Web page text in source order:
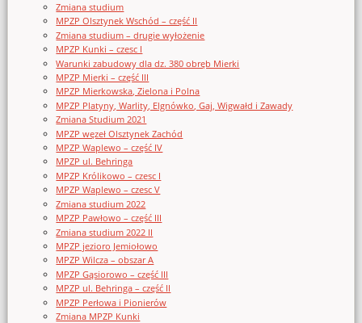
Zmiana studium
MPZP Olsztynek Wschód – część II
Zmiana studium – drugie wyłożenie
MPZP Kunki – czesc I
Warunki zabudowy dla dz. 380 obręb Mierki
MPZP Mierki – część III
MPZP Mierkowska, Zielona i Polna
MPZP Platyny, Warlity, Elgnówko, Gaj, Wigwałd i Zawady
Zmiana Studium 2021
MPZP węzeł Olsztynek Zachód
MPZP Waplewo – część IV
MPZP ul. Behringa
MPZP Królikowo – czesc I
MPZP Waplewo – czesc V
Zmiana studium 2022
MPZP Pawłowo – część III
Zmiana studium 2022 II
MPZP jezioro Jemiołowo
MPZP Wilcza – obszar A
MPZP Gąsiorowo – część III
MPZP ul. Behringa – część II
MPZP Perłowa i Pionierów
Zmiana MPZP Kunki